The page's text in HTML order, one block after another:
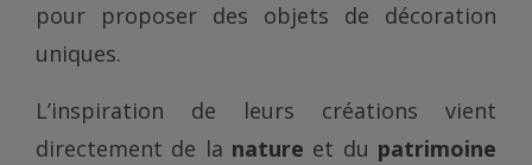
pour proposer des objets de décoration
uniques.
L’inspiration de leurs créations vient
directement de la nature et du patrimoine